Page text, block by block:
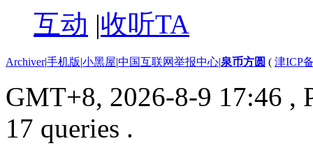
互动 |收听TA
Archiver|手机版 小黑屋 中国互联网举报中心泉币方圆 ( 津ICP
GMT+8, 2026-8-9 17:46 ,
17 queries .